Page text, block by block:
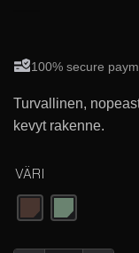
100% secure
Turvallinen,
kevyt rakenne.
VÄRI